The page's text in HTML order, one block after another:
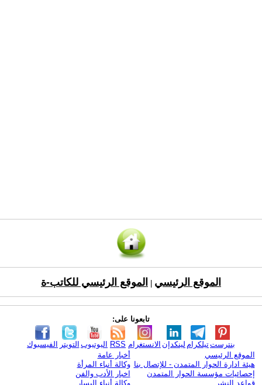
الموقع الرئيسي الموقع الرئيسي للكاتب-ة
تابعونا على:
الفيسبوك التويتر اليوتيوب RSS الانستغرام لينكدإن تيلكرامبنترست
الموقع الرئيسي
هيئة ادارة الحوار المتمدن - للإتصال بنا
إحصائيات مؤسسة الحوار المتمدن
قواعد النشر
أخبار عامة
وكالة أنباء المرأة
اخبار الأدب والفن
وكالة أنباء اليسار